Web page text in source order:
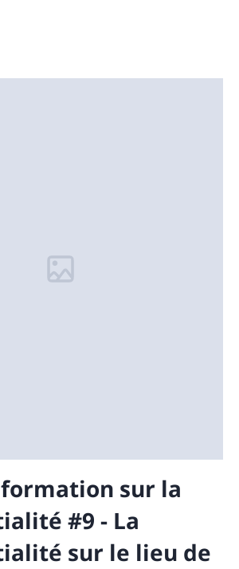
sur la
#9 - La
sur le lieu de